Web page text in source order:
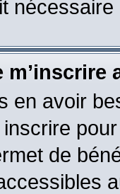
en avoir
de